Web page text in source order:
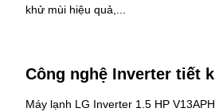
khử mùi hiệu quả,...
Công nghệ Inverter tiết
Máy lạnh LG Inverter 1.5 HP